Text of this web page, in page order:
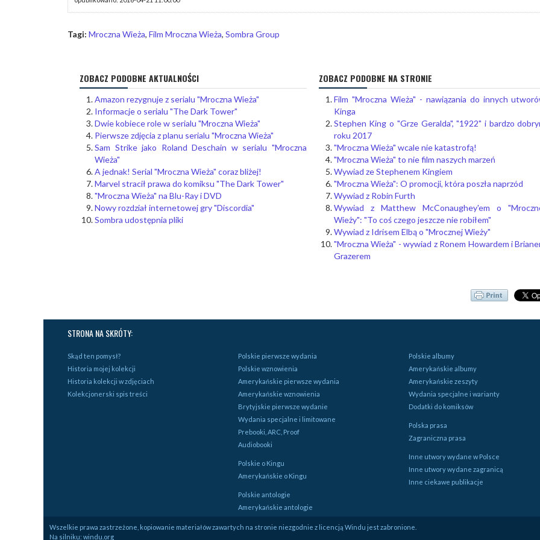
Tagi: Mroczna Wieża, Film Mroczna Wieża, Sombra Group
ZOBACZ PODOBNE AKTUALNOŚCI
Amazon rezygnuje z serialu "Mroczna Wieża"
Informacje o serialu "The Dark Tower"
Dwie kobiece role w serialu "Mroczna Wieża"
Pierwsze zdjęcia z planu serialu "Mroczna Wieża"
Sam Strike jako Roland Deschain w serialu "Mroczna
Wieża"
A jednak! Serial "Mroczna Wieża" coraz bliżej!
Marvel stracił prawa do komiksu "The Dark Tower"
"Mroczna Wieża" na Blu-Ray i DVD
Nowy rozdział internetowej gry "Discordia"
Sombra udostępnia pliki
ZOBACZ PODOBNE NA STRONIE
Film "Mroczna Wieża" - nawiązania do innych
Kinga
Stephen King o "Grze Geralda", "1922" i bardzo
roku 2017
"Mroczna Wieża" wcale nie katastrofą!
"Mroczna Wieża" to nie film naszych marzeń
Wywiad ze Stephenem Kingiem
"Mroczna Wieża": O promocji, która poszła naprzód
Wywiad z Robin Furth
Wywiad z Matthew McConaughey'em o
Wieży": "To coś czego jeszcze nie robiłem"
Wywiad z Idrisem Elbą o "Mrocznej Wieży"
"Mroczna Wieża" - wywiad z Ronem Howardem i
Grazerem
STRONA NA SKRÓTY:
Skąd ten pomysł?
Historia mojej kolekcji
Historia kolekcji w zdjęciach
Kolekcjonerski spis treści
Polskie pierwsze wydania
Polskie wznowienia
Amerykańskie pierwsze wydania
Amerykańskie wznowienia
Brytyjskie pierwsze wydanie
Wydania specjalne i limitowane
Prebooki, ARC, Proof
Audiobooki
Polskie o Kingu
Amerykańskie o Kingu
Polskie antologie
Amerykańskie antologie
Polskie albumy
Amerykańskie albumy
Amerykańskie zeszyty
Wydania specjalne i warianty
Dodatki do komiksów
Polska prasa
Zagraniczna prasa
Inne utwory wydane w Polsce
Inne utwory wydane zagranicą
Inne ciekawe publikacje
Wszelkie prawa zastrzeżone, kopiowanie materiałów zawartych na stronie niezgodnie z licencją Windu jest zabronione.
Na silniku: windu.org